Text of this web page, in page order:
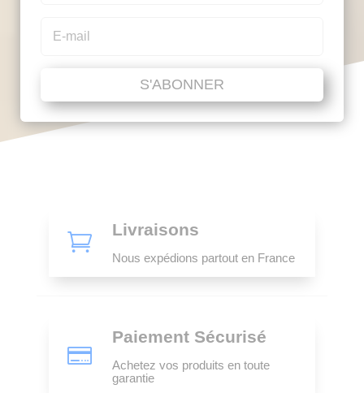
S'ABONNER

Livraisons
Nous expédions partout en France

Paiement Sécurisé
Achetez vos produits en toute
garantie